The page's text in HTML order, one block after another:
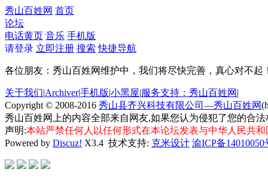
秀山百姓网 首页
论坛
电话黄页 音乐 手机版
请登录 立即注册 搜索 快捷导航
各位朋友：秀山百姓网维护中，我们将尽快完善，真心对不起
关于我们|Archiver|手机版|小黑屋|服务支持：秀山百姓网 |
Copyright © 2008-2016 秀山县齐兴科技有限公司—秀山百姓网
秀山百姓网上的内容全部来自网友,如果您认为侵犯了您的合
声明:本站严禁任何人以任何形式在本论坛发表与中华人民共
Powered by Discuz! X3.4 技术支持: 克米设计 渝ICP备14010050